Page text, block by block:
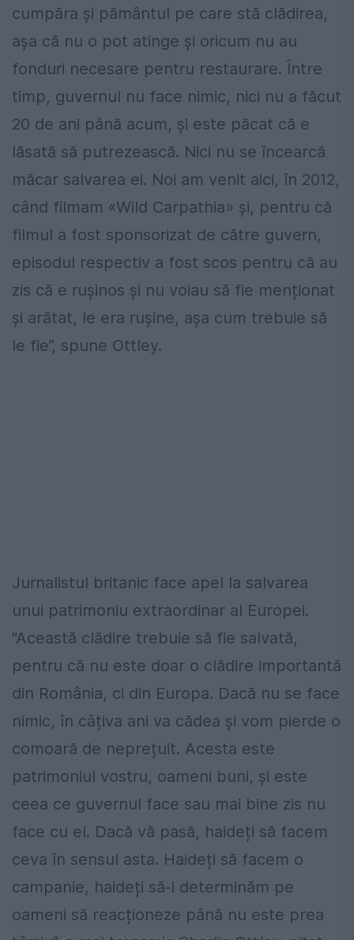
cumpăra și pământul pe care stă clădirea,
așa că nu o pot atinge și oricum nu au
fonduri necesare pentru restaurare. Între
timp, guvernul nu face nimic, nici nu a făcut
20 de ani până acum, și este păcat că e
lăsată să putrezească. Nici nu se încearcă
măcar salvarea ei. Noi am venit aici, în 2012,
când filmam «Wild Carpathia» și, pentru că
filmul a fost sponsorizat de către guvern,
episodul respectiv a fost scos pentru că au
zis că e rușinos și nu voiau să fie menționat
și arătat, le era rușine, așa cum trebuie să
le fie”, spune Ottley.
Jurnalistul britanic face apel la salvarea
unui patrimoniu extraordinar al Europei.
"Această clădire trebuie să fie salvată,
pentru că nu este doar o clădire importantă
din România, ci din Europa. Dacă nu se face
nimic, în câțiva ani va cădea și vom pierde o
comoară de neprețuit. Acesta este
patrimoniul vostru, oameni buni, și este
ceea ce guvernul face sau mai bine zis nu
face cu el. Dacă vă pasă, haideți să facem
ceva în sensul asta. Haideți să facem o
campanie, haideți să-i determinăm pe
oameni să reacționeze până nu este prea